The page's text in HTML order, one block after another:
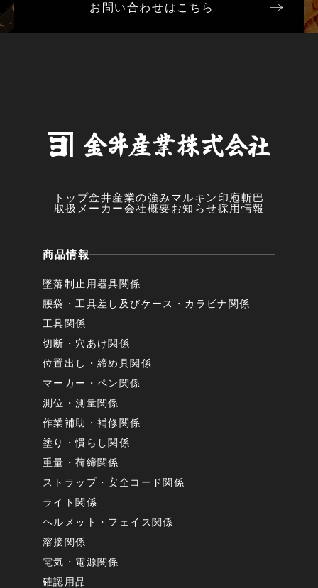
お問い合わせはこちら
トップ金井産業の強み マルキン印 庖斬巴
取扱メーカー会社概要お知らせ採用情報
商品情報
墜落制止用器具関係
腰袋・工具差し及びケース・カラビナ関係
工具関係
切断・穴あけ関係
位置出し・締め具関係
マーカー・ペン関係
測位・測量関係
作業補助・補修関係
塗り・慣らし関係
重量・荷締関係
ストラップ・安全コード関係
ライト関係
ヘルメット・フェイス関係
溶接関係
電気・電源関係
確認用品